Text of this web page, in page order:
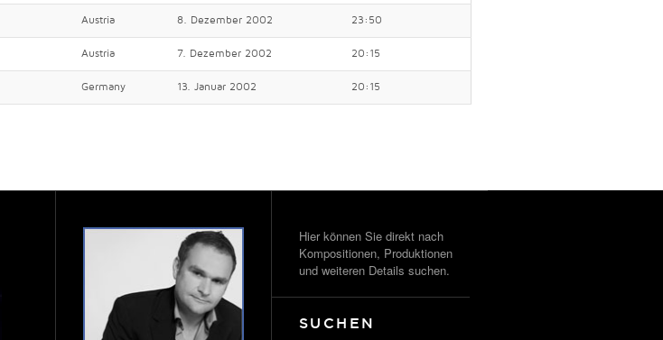
Austria 8. Dezember 2002 23:50
Austria 7. Dezember 2002 20:15
Germany 13. Januar 2002 20:15
Hier können Sie direkt nach
Kompositionen, Produktionen
und weiteren Details suchen.
SUCHEN